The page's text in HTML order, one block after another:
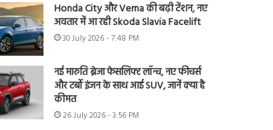
Honda City और Verna की बढ़ी टेंशन, नए
अवतार में आ रही Skoda Slavia Facelift
30 July 2026 - 7:48 PM
नई मारुति ब्रेजा फेसलिफ्ट लॉन्च, नए फीचर्स
और टर्बो इंजन के साथ आई SUV, जानें क्या है
कीमत
26 July 2026 - 3:56 PM